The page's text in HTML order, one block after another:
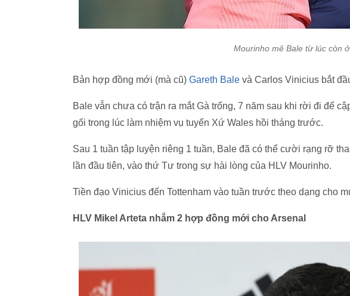
Mourinho mê Bale từ lúc còn
Bản hợp đồng mới (mà cũ) Gareth Bale và Carlos Vinicius bắt
Bale vẫn chưa có trận ra mắt Gà trống, 7 năm sau khi rời đi để
gối trong lúc làm nhiệm vụ tuyển Xứ Wales hồi tháng trước.
Sau 1 tuần tập luyện riêng 1 tuần, Bale đã có thể cười rạng rỡ
lần đầu tiên, vào thứ Tư trong sự hài lòng của HLV Mourinho.
Tiền đạo Vinicius đến Tottenham vào tuần trước theo dạng cho
HLV Mikel Arteta nhắm 2 hợp đồng mới cho Arsenal